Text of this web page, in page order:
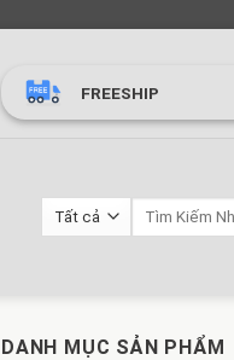
FREESHIP
DANH MỤC SẢN PHẨM